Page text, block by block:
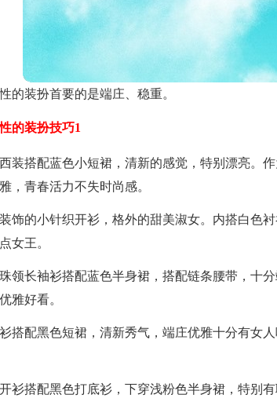
的装扮首要的是端庄、稳重。
装扮技巧1
装搭配蓝色小短裙，清新的感觉，特别漂亮。
，青春活力不失时尚感。
饰的小针织开衫，格外的甜美淑女。内搭白色
女王。
领长袖衫搭配蓝色半身裙，搭配链条腰带，十
雅好看。
搭配黑色短裙，清新秀气，端庄优雅十分有女
衫搭配黑色打底衫，下穿浅粉色半身裙，特别